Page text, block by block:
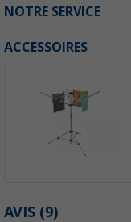
NOTRE SERVICE
ACCESSOIRES
AVIS (9)